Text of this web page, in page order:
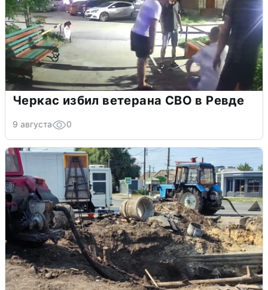
Черкас избил ветерана СВО в Ревде
9 августа 0